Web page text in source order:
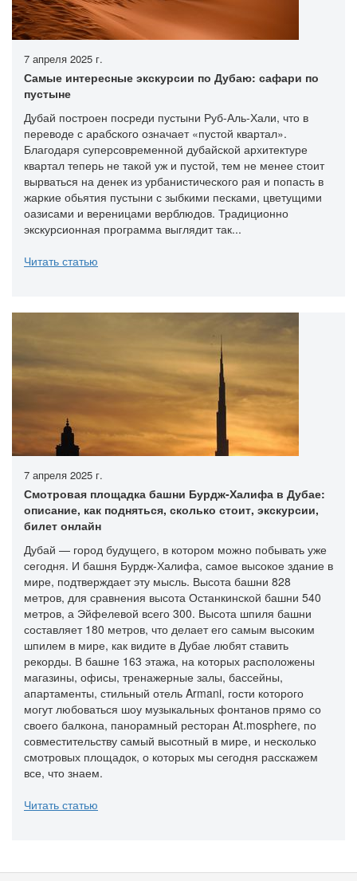
7 апреля 2025 г.
Самые интересные экскурсии по Дубаю: сафари по
пустыне
Дубай построен посреди пустыни Руб-Аль-Хали, что в
переводе с арабского означает «пустой квартал».
Благодаря суперсовременной дубайской архитектуре
квартал теперь не такой уж и пустой, тем не менее стоит
вырваться на денек из урбанистического рая и попасть в
жаркие обьятия пустыни с зыбкими песками, цветущими
оазисами и вереницами верблюдов. Традиционно
экскурсионная программа выглядит так...
Читать статью
7 апреля 2025 г.
Смотровая площадка башни Бурдж-Халифа в Дубае:
описание, как подняться, сколько стоит, экскурсии,
билет онлайн
Дубай — город будущего, в котором можно побывать уже
сегодня. И башня Бурдж-Халифа, самое высокое здание в
мире, подтверждает эту мысль. Высота башни 828
метров, для сравнения высота Останкинской башни 540
метров, а Эйфелевой всего 300. Высота шпиля башни
составляет 180 метров, что делает его самым высоким
шпилем в мире, как видите в Дубае любят ставить
рекорды. В башне 163 этажа, на которых расположены
магазины, офисы, тренажерные залы, бассейны,
апартаменты, стильный отель Armani, гости которого
могут любоваться шоу музыкальных фонтанов прямо со
своего балкона, панорамный ресторан At.mosphere, по
совместительству самый высотный в мире, и несколько
смотровых площадок, о которых мы сегодня расскажем
все, что знаем.
Читать статью